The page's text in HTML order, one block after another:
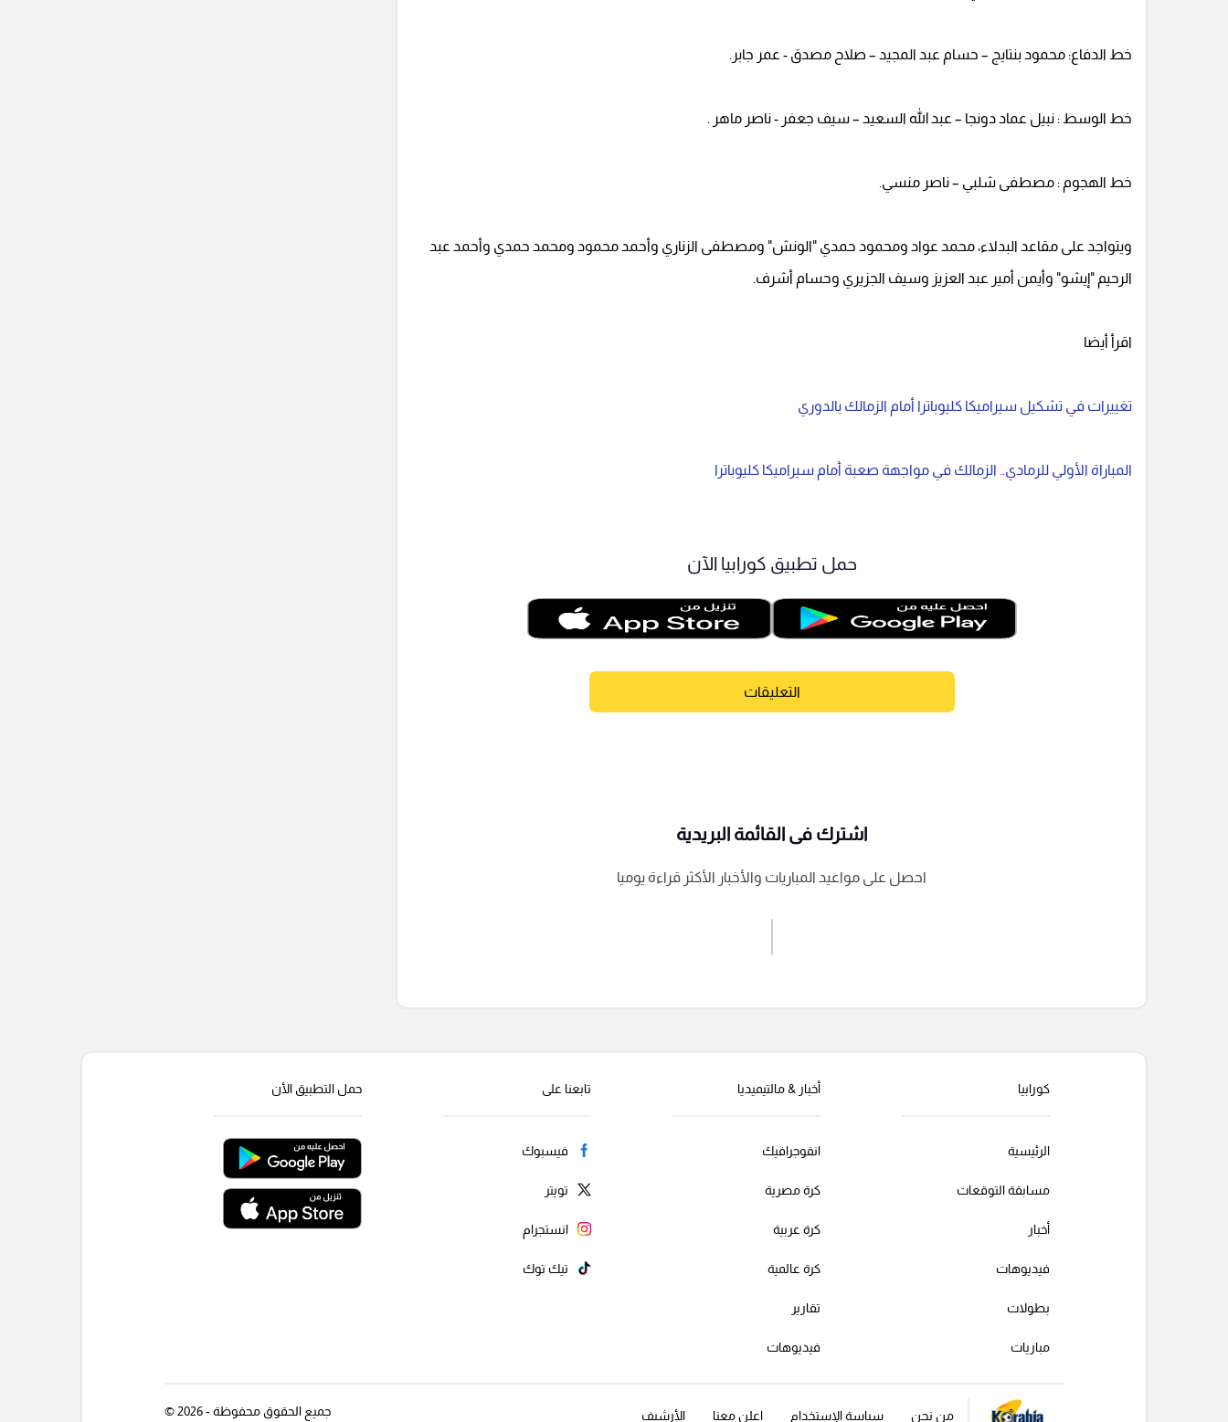
خط الدفاع: محمود بنتايج – حسام عبد المجيد – صلاح مصدق - عمر جابر.
خط الوسط : نبيل عماد دونجا – عبد الله السعيد – سيف جعفر - ناصر ماهر .
خط الهجوم : مصطفى شلبي – ناصر منسي.
ويتواجد على مقاعد البدلاء، محمد عواد ومحمود حمدي "الونش" ومصطفى الزناري وأحمد محمود ومحمد حمدي وأحمد عبد
الرحيم "إيشو" وأيمن أمير عبد العزيز وسيف الجزيري وحسام أشرف.
اقرأ أيضا
تغييرات في تشكيل سيراميكا كليوباترا أمام الزمالك بالدوري
المباراة الأولي للرمادي.. الزمالك في مواجهة صعبة أمام سيراميكا كليوباترا
حمل تطبيق كورابيا الآن
التعليقات
إرسال تعليق
اشترك فى القائمة البريدية
احصل على مواعيد المباريات والأخبار الأكثر قراءة يوميا
كورابيا
الرئيسية
مسابقة التوقعات
أخبار
فيديوهات
بطولات
مباريات
أخبار & مالتيميديا
انفوجرافيك
كرة مصرية
كرة عربية
كرة عالمية
تقارير
فيديوهات
تابعنا على
فيسبوك
تويتر
انستجرام
تيك توك
حمل التطبيق الأن
من نحن سياسة الإستخدام اعلن معنا الأرشيف جميع الحقوق محفوظة - 2026 ©